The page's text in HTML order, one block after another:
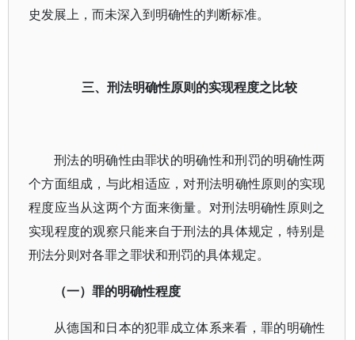
史发展上，而未深入到明确性的判断标准。
三、刑法明确性原则的实现程度之比较
刑法的明确性由罪状的明确性和刑罚的明确性两
个方面组成，与此相适应，对刑法明确性原则的实现
程度应当从这两个方面来衡量。对刑法明确性原则之
实现程度的观察只能来自于刑法的具体规定，特别是
刑法分则对各罪之罪状和刑罚的具体规定。
（一）罪的明确性程度
从德国和日本的犯罪成立体系来看，罪的明确性